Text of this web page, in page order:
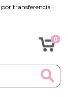
por transferencia |
0